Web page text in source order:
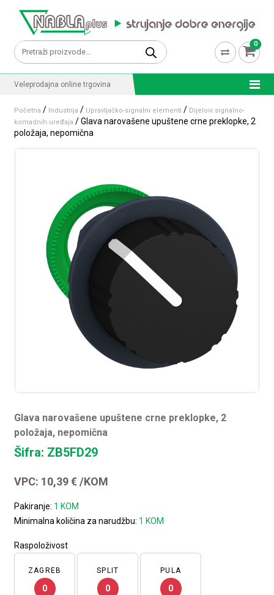
Pretraži: 0
Veleprodajna online trgovina
Početna / Industrija / Upravljačko-signalni elementi / Dijelovi signalno-
komadnih uređaja / Glava narovašene upuštene crne preklopke, 2
položaja, nepomična
Glava narovašene upuštene crne preklopke, 2
položaja, nepomična
Šifra: ZB5FD29
VPC: 10,39€ /KOM
Pakiranje: 1 KOM
Minimalna količina za narudžbu: 1 KOM
Raspoloživost
ZAGREB
0
SPLIT
0
PULA
0